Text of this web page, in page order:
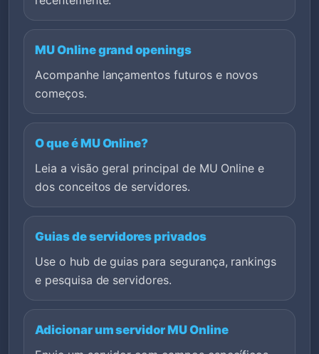
MU Online grand openings
Acompanhe lançamentos futuros e novos
começos.
O que é MU Online?
Leia a visão geral principal de MU Online e
dos conceitos de servidores.
Guias de servidores privados
Use o hub de guias para segurança, rankings
e pesquisa de servidores.
Adicionar um servidor MU Online